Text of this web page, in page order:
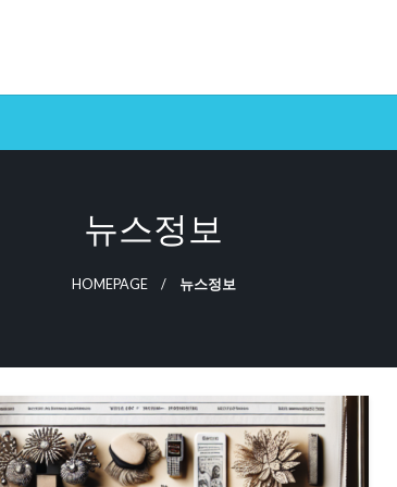
뉴스정보
HOMEPAGE 뉴스정보